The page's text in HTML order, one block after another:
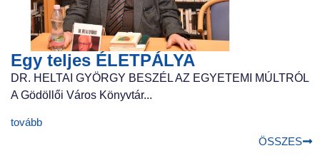
Egy teljes ÉLETPÁLYA
DR. HELTAI GYÖRGY BESZÉL AZ EGYETEMI MÚLTRÓL
A Gödöllői Város Könyvtár...
tovább
ÖSSZES